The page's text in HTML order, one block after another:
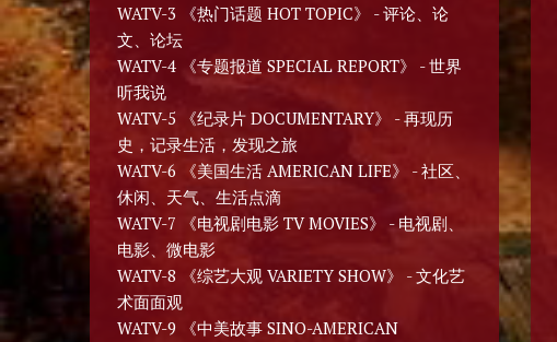
WATV-3 《热门话题 HOT TOPIC》 - 评论、论
文、论坛
WATV-4 《专题报道 SPECIAL REPORT》 - 世界
听我说
WATV-5 《纪录片 DOCUMENTARY》 - 再现历
史，记录生活，发现之旅
WATV-6 《美国生活 AMERICAN LIFE》 - 社区、
休闲、天气、生活点滴
WATV-7 《电视剧电影 TV MOVIES》 - 电视剧、
电影、微电影
WATV-8 《综艺大观 VARIETY SHOW》 - 文化艺
术面面观
WATV-9 《中美故事 SINO-AMERICAN